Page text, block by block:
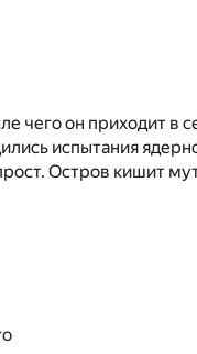
он приходит в
испытания
Остров кишит